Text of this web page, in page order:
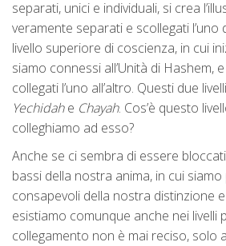
separati, unici e individuali, si crea
veramente separati e scollegati l’uno
livello superiore di coscienza, in cui
siamo connessi all’Unità di Hashem,
collegati l’uno all’altro. Questi due
Yechidahe Chayah. Cos’è questo
colleghiamo ad esso?
Anche se ci sembra di essere bloccati
bassi della nostra anima, in cui
consapevoli della nostra distinzione
esistiamo comunque anche nei livelli
collegamento non è mai reciso, solo